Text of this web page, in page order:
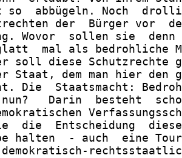
so  abbügeln. Noch
der  Bürger vor
Wovor  sollen sie
mal als bedrohliche
soll diese Schutzrechte
Staat, dem man hier den
Die  Staatsmacht:
Darin  besteht
die  Entscheidung
halten  - auch  eine